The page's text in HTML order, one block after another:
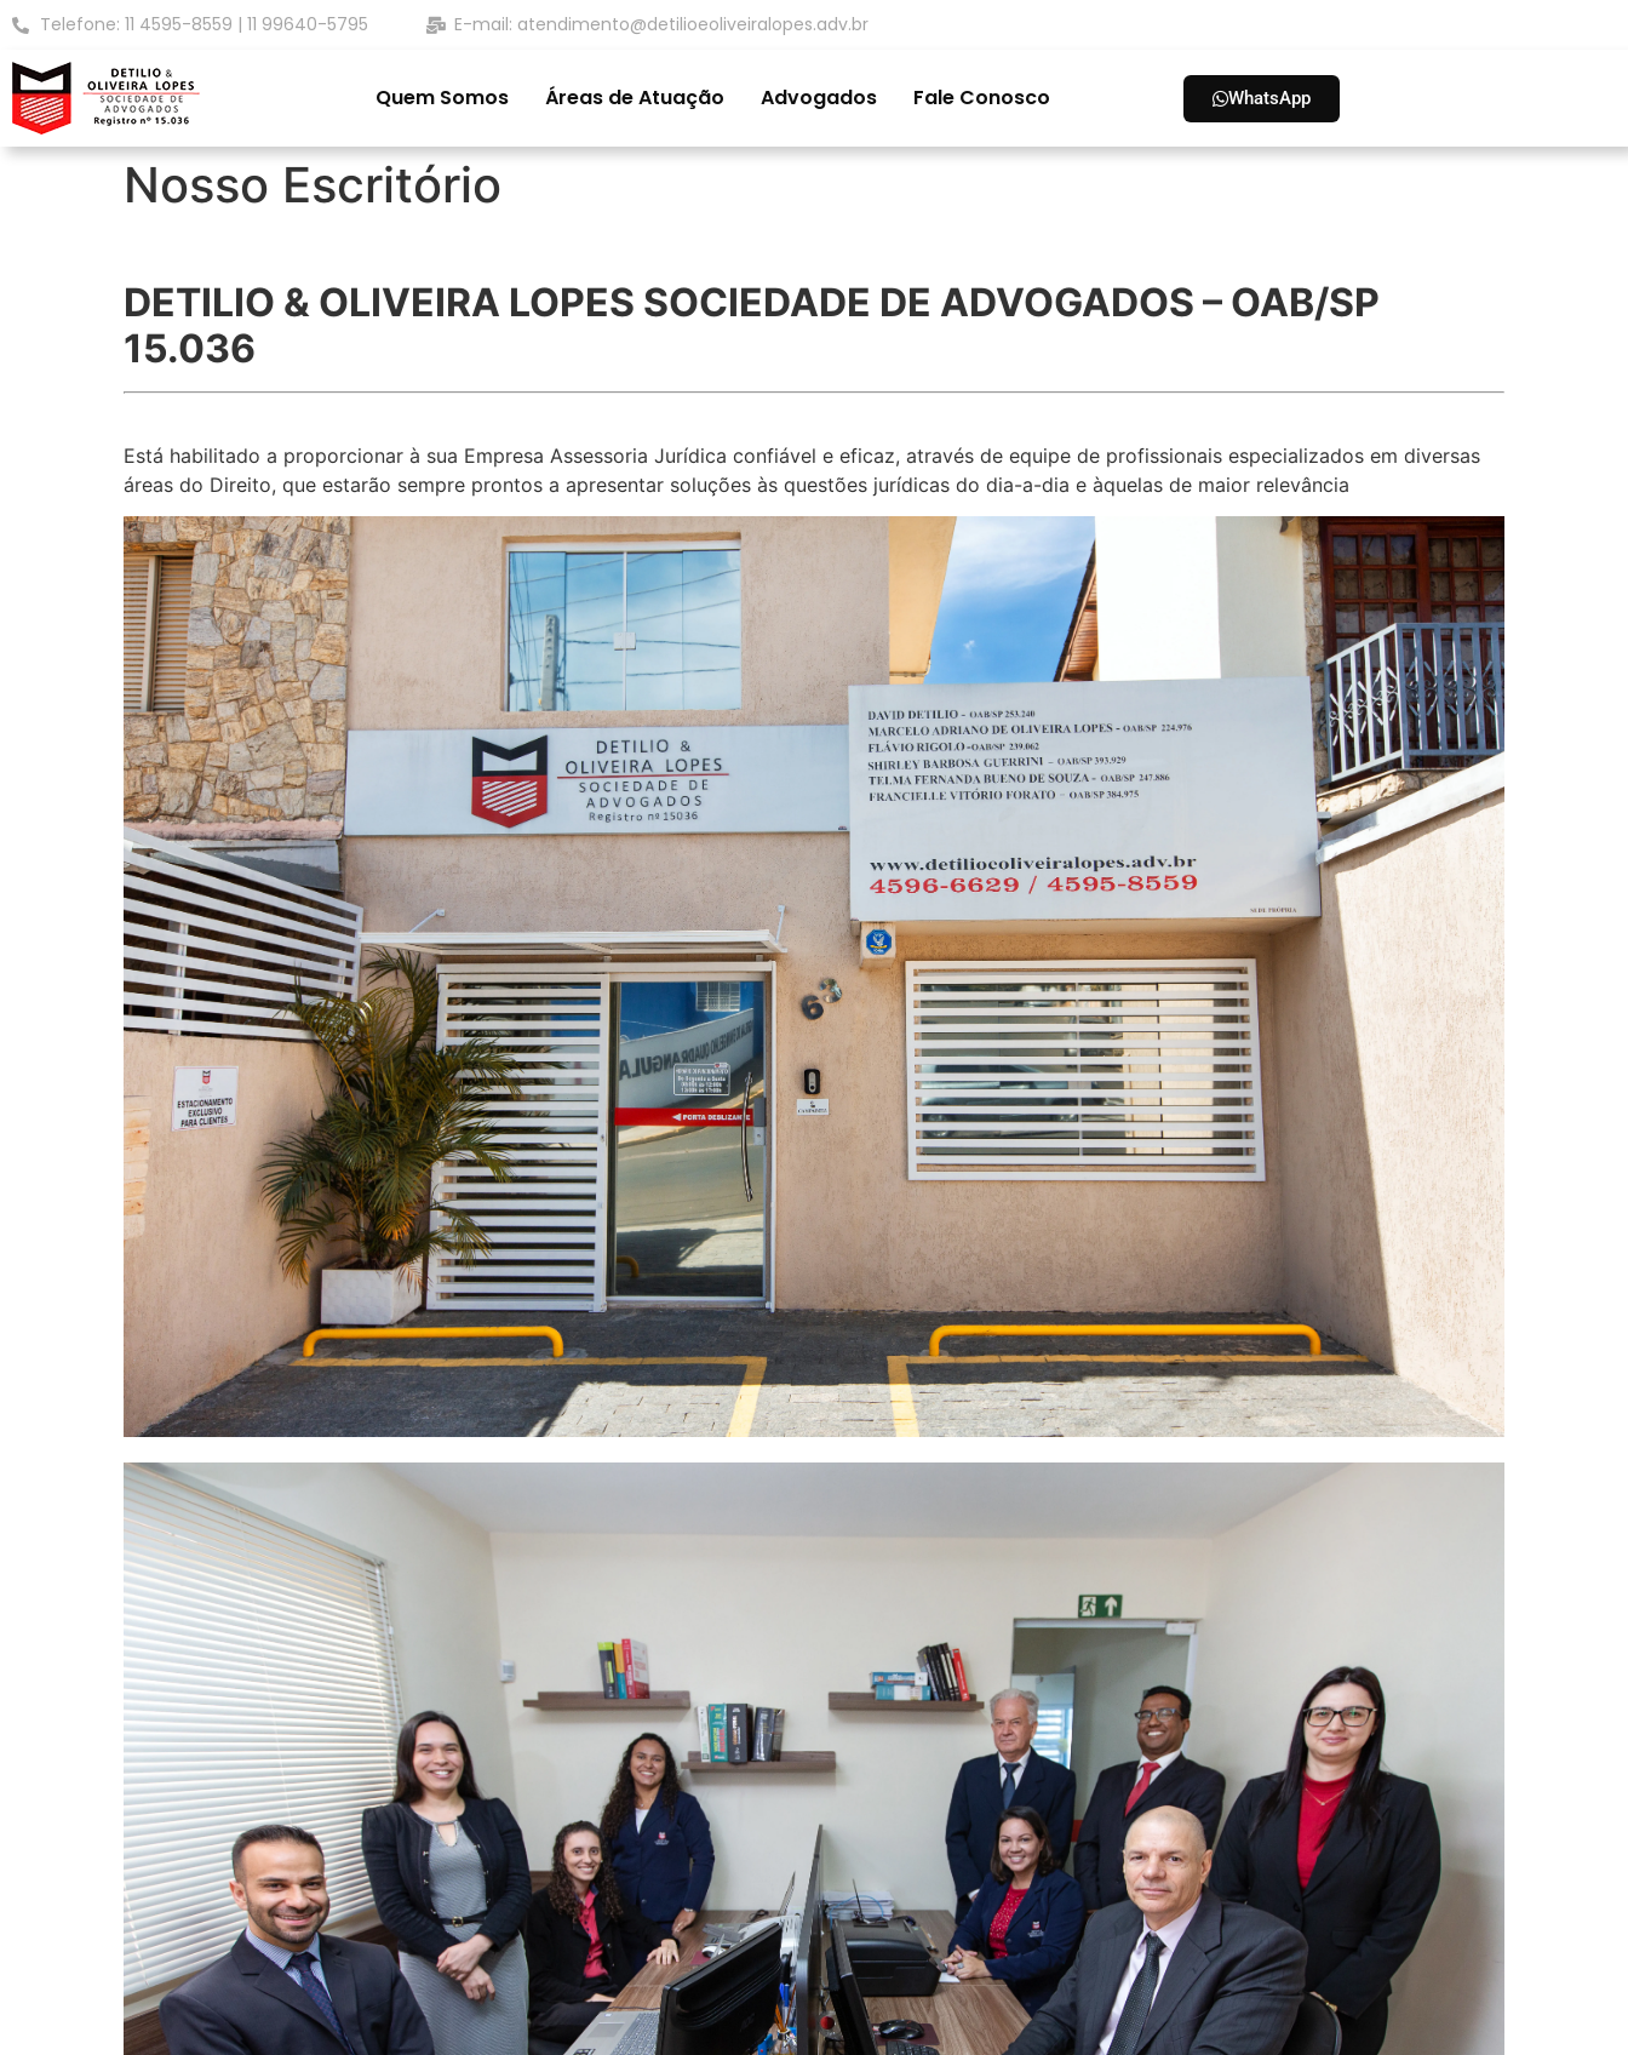
Telefone: 11 4595-8559 | 11 99640-5795 E-mail: atendimento@detilioeoliveiralopes.adv.br
Quem Somos Áreas de Atuação Advogados Fale Conosco WhatsApp
Nosso Escritório
DETILIO & OLIVEIRA LOPES SOCIEDADE DE ADVOGADOS – OAB/SP
15.036
Está habilitado a proporcionar à sua Empresa Assessoria Jurídica confiável e eficaz, através de equipe de profissionais especializados em diversas
áreas do Direito, que estarão sempre prontos a apresentar soluções às questões jurídicas do dia-a-dia e àquelas de maior relevância